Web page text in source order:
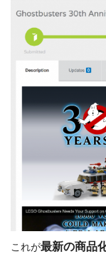
これが最新の商品